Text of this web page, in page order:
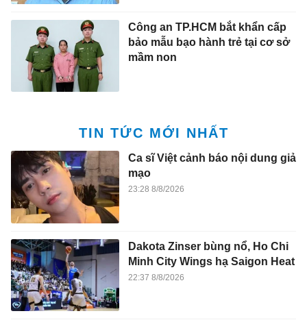
Công an TP.HCM bắt khẩn cấp
bảo mẫu bạo hành trẻ tại cơ sở
mầm non
TIN TỨC MỚI NHẤT
Ca sĩ Việt cảnh báo nội dung giả
mạo
23:28 8/8/2026
Dakota Zinser bùng nổ, Ho Chi
Minh City Wings hạ Saigon Heat
22:37 8/8/2026